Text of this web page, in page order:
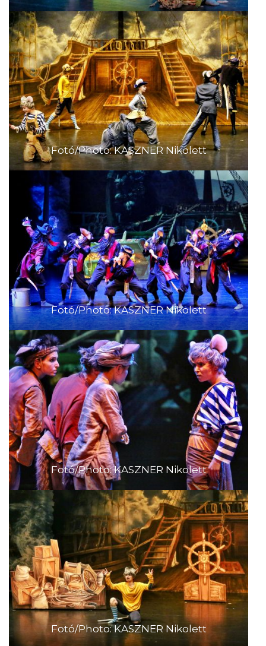
Fotó/Photo: KASZNER Nikolett
Fotó/Photo: KASZNER Nikolett
Fotó/Photo: KASZNER Nikolett
Fotó/Photo: KASZNER Nikolett